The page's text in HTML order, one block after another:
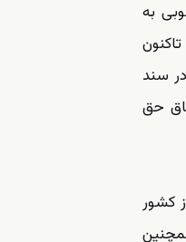
به
سند
حق
کشور